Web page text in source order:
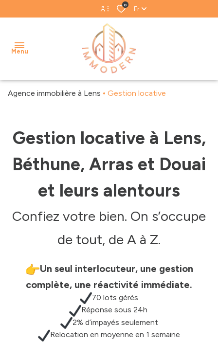
Espace propriétaire
Espace gestion
0
Fr
Menu
louer
estimer
locative
biens
Biens
vendus
Biens
Notre
équipe
Nos
clients
Blog
Contact
Agence immobilière à Lens Gestion locative
Gestion locative à Lens,
Béthune, Arras et Douai
et leurs alentours
Confiez votre bien. On s’occupe
de tout, de A à Z.
Un seul interlocuteur, une gestion
complète, une réactivité immédiate.
70 lots gérés
Réponse sous 24h
2% d’impayés seulement
Relocation en moyenne en 1 semaine